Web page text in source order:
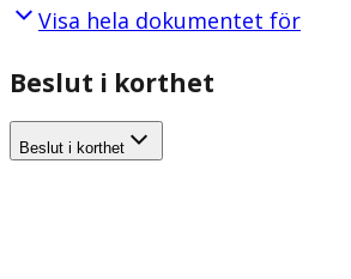
Visa hela dokumentet för
Beslut i korthet
Beslut i korthet